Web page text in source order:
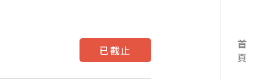
首頁
已截止